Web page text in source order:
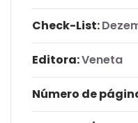
Check-List:
Editora:Veneta
Número de